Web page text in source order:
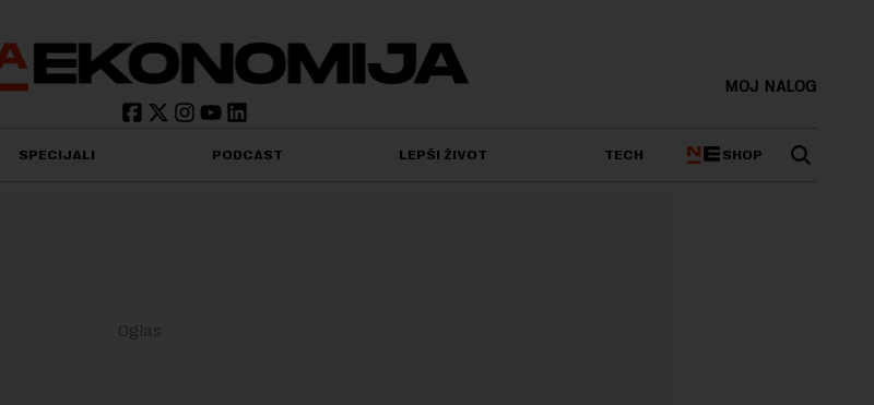
MOJ NALOG
SPECIJALI PODCAST LEPŠI ŽIVOT TECH SHOP